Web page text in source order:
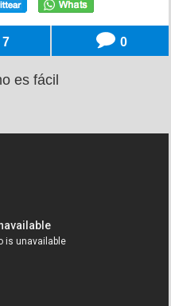
7 0
es fácil